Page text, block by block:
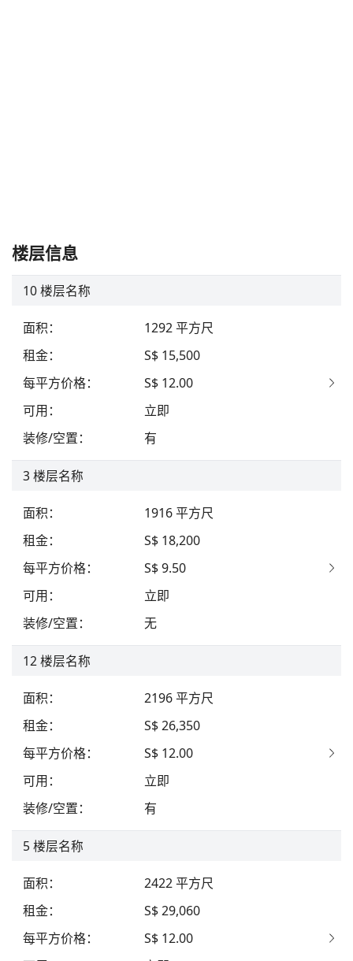
楼层信息
10楼层名称
面积： 1292平方尺
租金：
S$ 15,500
每平方价格：
S$ 12.00
可用：
立即
装修/空置： 有
3 楼层名称
面积： 1916平方尺
租金：
S$ 18,200
每平方价格：
S$ 9.50
可用：
立即
装修/空置： 无
12楼层名称
面积： 2196平方尺
租金：
S$ 26,350
每平方价格：
S$ 12.00
可用：
立即
装修/空置： 有
5 楼层名称
面积： 2422平方尺
租金：
S$ 29,060
每平方价格：
S$ 12.00